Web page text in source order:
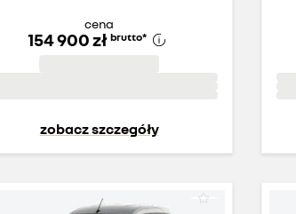
cena
154 900 zł brutto*
zobacz szczegóły